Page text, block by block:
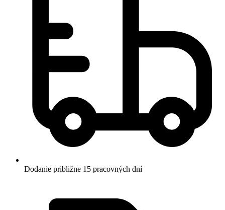
Dodanie približne 15 pracovných dní